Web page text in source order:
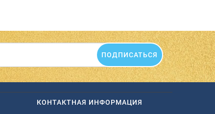
ПОДПИСАТЬСЯ
КОНТАКТНАЯ ИНФОРМАЦИЯ